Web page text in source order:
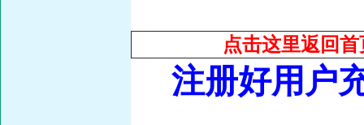
点击这里返回首
注册好用户